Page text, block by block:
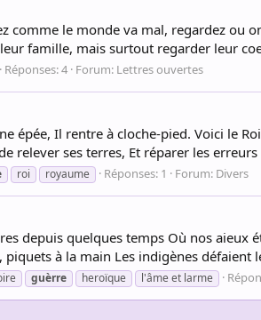
comme le monde va mal, regardez ou
famille, mais surtout regarder leur
Réponses: 4 Forum: Lettres ouvertes
épée, Il rentre à cloche-pied. Voici le
relever ses terres, Et réparer les
roi royaume Réponses: 1 Forum: Divers
depuis quelques temps Où nos aieux
à la main Les indigènes
guèrre heroïque l'âme et larme